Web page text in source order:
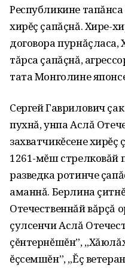
Республикине
хирĕç çапăçнă. Хире-
договора пурнăçласа,
тăрса çапăçнă,
тата Монголине
Сергей Гаврилович
пухнă, унпа Аслă
захватчикĕсене хирĕç
1261-мĕш
раз­ведка ротинче
аманнă. Берлина
Отечественнăй вăрçă
çулсенчи Аслă
çĕнтернĕшĕн”,
ĕçсемшĕн”, „Ĕç